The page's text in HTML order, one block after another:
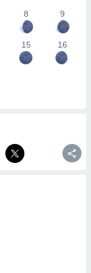
8 9
15 16